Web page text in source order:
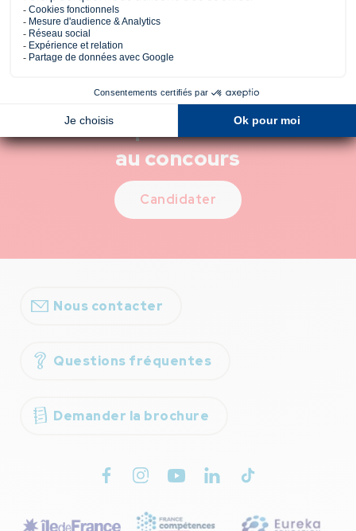
Me pré-inscrire
au concours
Candidater
Nous contacter
Questions fréquentes
Demander la brochure